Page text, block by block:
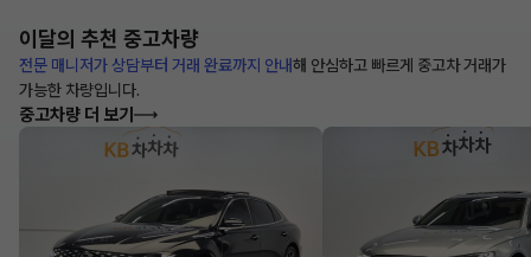
이달의 추천 중고차량
전문 매니저가 상담부터 거래 완료까지 안내해 안심하고 빠르게 중고차 거래가
가능한 차량입니다.
중고차량 더 보기